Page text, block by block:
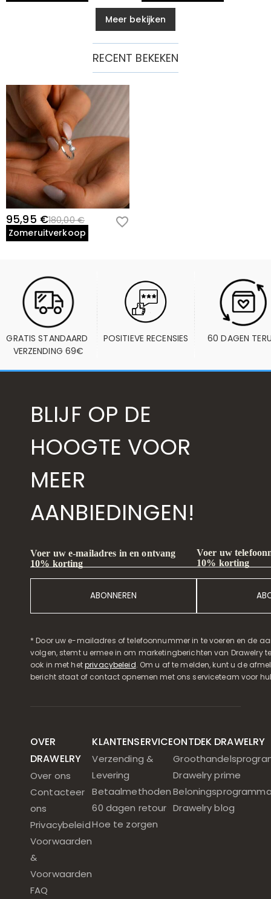
Meer bekijken
RECENT BEKEKEN
95,95 €180,00 €
Zomeruitverkoop
GRATIS STANDAARD
VERZENDING 69€
POSITIEVE RECENSIES 60 DAGEN
BLIJF OP DE
HOOGTE VOOR
MEER
AANBIEDINGEN!
Voer uw e-mailadres in en ontvang
10% korting
ABONNEREN
Voer uw
10% korting
* Door uw e-mailadres of telefoonnummer in te voeren en de
volgen, stemt u ermee in om marketingberichten van Drawelry
ook in met hetprivacybeleid. Om u af te melden, kunt u de
bericht staat of contact opnemen met ons serviceteam voor
OVER
DRAWELRY
Over ons
Contacteer
ons
Privacybeleid
Voorwaarden
&
Voorwaarden
FAQ
KLANTENSERVICE
Verzending &
Levering
Betaalmethoden
60 dagen retour
Hoe te zorgen
ONTDEK DRAWELRY
Drawelry prime
Drawelry blog